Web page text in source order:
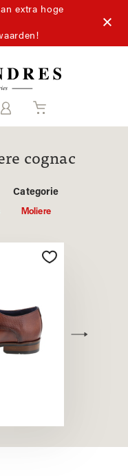
extra hoge
cognac
Categorie
Moliere